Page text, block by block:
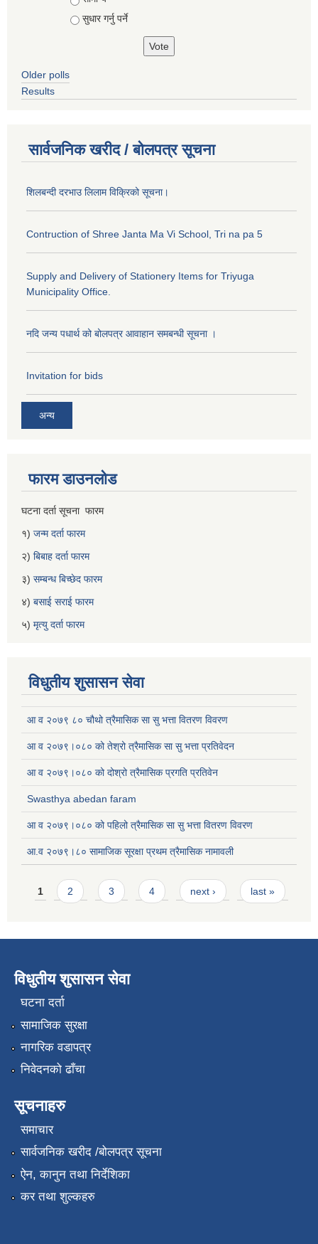
सुधार गर्नु पर्ने
Older polls
Results
सार्वजनिक खरीद / बोलपत्र सूचना
शिलबन्दी दरभाउ लिलाम विक्रिको सूचना।
Contruction of Shree Janta Ma Vi School, Tri na pa 5
Supply and Delivery of Stationery Items for Triyuga
Municipality Office.
नदि जन्य पधार्थ को बोलपत्र आवाहान समबन्धी सूचना ।
Invitation for bids
अन्य
फारम डाउनलोड
घटना दर्ता सूचना फारम
१) जन्म दर्ता फारम
२) बिबाह दर्ता फारम
३) सम्बन्ध बिच्छेद फारम
४) बसाई सराई फारम
५) मृत्यु दर्ता फारम
विधुतीय शुसासन सेवा
आ व २०७९ ८० चौथो त्रैमासिक सा सु भत्ता वितरण विवरण
आ व २०७९।०८० को तेश्रो त्रैमासिक सा सु भत्ता प्रतिवेदन
आ व २०७९।०८० को दोश्रो त्रैमासिक प्रगति प्रतिवेन
Swasthya abedan faram
आ व २०७९।०८० को पहिलो त्रैमासिक सा सु भत्ता वितरण विवरण
आ.व २०७९।८० सामाजिक सूरक्षा प्रथम त्रैमासिक नामावली
Pages
1 2 3 4 next › last »
विधुतीय शुसासन सेवा
घटना दर्ता
सामाजिक सुरक्षा
नागरिक वडापत्र
निवेदनको ढाँचा
सूचनाहरु
समाचार
सार्वजनिक खरीद /बोलपत्र सूचना
ऐन, कानुन तथा निर्देशिका
कर तथा शुल्कहरु